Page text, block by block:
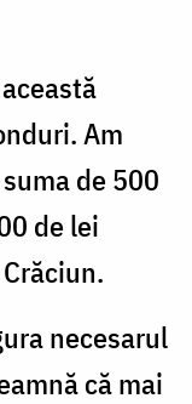
Am
de 500
de lei
necesarul
că mai